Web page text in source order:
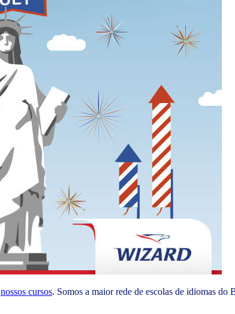
nossos cursos. Somos a maior rede de escolas de idiomas do